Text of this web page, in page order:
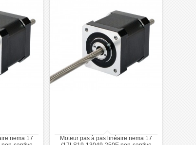
nema 17
Moteur pas à pas linéaire nema 17